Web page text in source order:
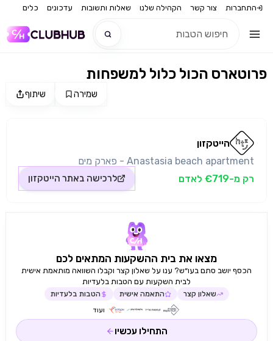
התחברות צור קשר הקהילה שלנו שאלות ותשובות עדכונים כלים
שיתוף שמירה
פרוטארס הכול כלול למשפחות
הייטקזון
Anastasia beach apartment - פארק מים
רק מ-€719 לאדם
לרכישה באתר הייטקזון
מצאו את בית ההשקעות המתאים לכם
הכסף יושב סתם בעו״ש? ענו על שאלון קצר וקבלו השוואה מותאמת אישית
לבית השקעות עם הטבות בלעדיות
שאלון קצר התאמה אישית הטבות בלעדיות
ועוד
התחילו עכשיו